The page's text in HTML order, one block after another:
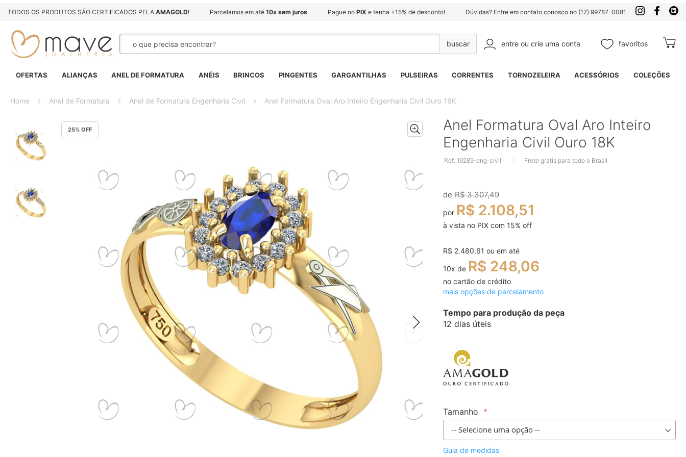
TODOS OS PRODUTOS SÃO CERTIFICADOS PELA AMAGOLD! Parcelamos em até 10x sem juros Pague no PIX e tenha +15% de desconto! Dúvidas? Entre em contato conosco no (17) 99787-0081
Pesquisa
Pesquisa
entre ou crie uma conta favoritos Meu
OFERTAS ALIANÇAS ANEL DE FORMATURA ANÉIS BRINCOS PINGENTES GARGANTILHAS PULSEIRAS CORRENTES TORNOZELEIRA ACESSÓRIOS COLEÇÕES
Home Anel de Formatura Anel de Formatura Engenharia Civil Anel Formatura Oval Aro Inteiro Engenharia Civil Ouro 18K
25% OFF
final
da
imagens
Anel Formatura Oval Aro Inteiro
Engenharia Civil Ouro 18K
Ref: 19289-eng-civil Frete gratis para todo o Brasil
de R$ 3.307,49
por R$ 2.108,51
à vista no PIX com 15% off
R$ 2.480,61 ou em até
10x de R$ 248,06
no cartão de crédito
mais opções de parcelamento
Tempo para produção da peça
12 dias úteis
Tamanho
Guia de medidas